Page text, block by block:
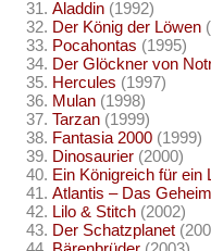
Aladdin (1992)
Der König der Löwen
Pocahontas (1995)
Der Glöckner von
Hercules (1997)
Mulan (1998)
Tarzan (1999)
Fantasia 2000 (1999)
Dinosaurier (2000)
Ein Königreich für ein
Atlantis – Das
Lilo & Stitch (2002)
Der Schatzplanet